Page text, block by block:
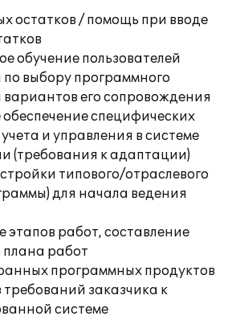
остатков / помощь при вводе
обучение пользователей
выбору программного
вариантов его сопровождения
специфических
и управления в системе
(требования к адаптации)
типового/отраслевого
для начала ведения
работ, составление
работ
программных продуктов
заказчика к
системе